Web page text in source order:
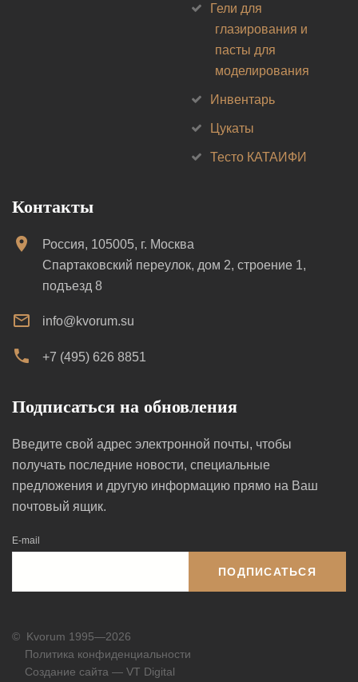
Гели для
глазирования и
пасты для
моделирования
Инвентарь
Цукаты
Тесто КАТАИФИ
Контакты
Россия, 105005, г. Москва
Спартаковский переулок, дом 2, строение 1,
подъезд 8
info@kvorum.su
+7 (495) 626 8851
Подписаться на обновления
Введите свой адрес электронной почты, чтобы
получать последние новости, специальные
предложения и другую информацию прямо на Ваш
почтовый ящик.
E-mail
ПОДПИСАТЬСЯ
© Kvorum 1995—2026
Политика конфиденциальности
Создание сайта — VT Digital